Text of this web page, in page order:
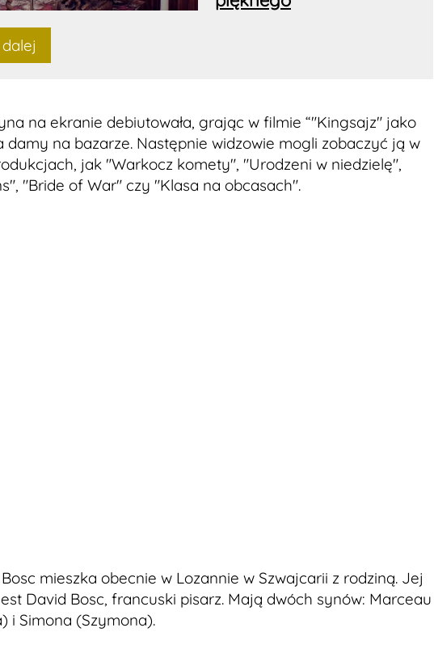
na ekranie debiutowała, grając w filmie “"Kingsajz" jako
damy na bazarze. Następnie widzowie mogli zobaczyć ją w
jak "Warkocz komety", "Urodzeni w niedzielę",
"Bride of War" czy "Klasa na obcasach".
mieszka obecnie w Lozannie w Szwajcarii z rodziną. Jej
David Bosc, francuski pisarz. Mają dwóch synów: Marceau
i Simona (Szymona).